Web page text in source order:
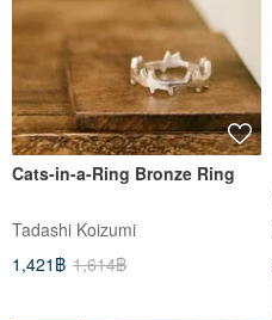
Cats-in-a-Ring Bronze Ring
Tadashi Koizumi
1,421฿ 1,614฿